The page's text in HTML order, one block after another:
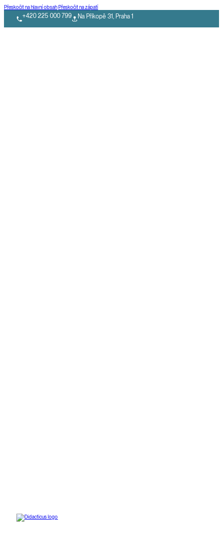
Přeskočit na hlavní obsahPřeskočit na zápatí
+420 225 000 799 Na Příkopě 31, Praha 1